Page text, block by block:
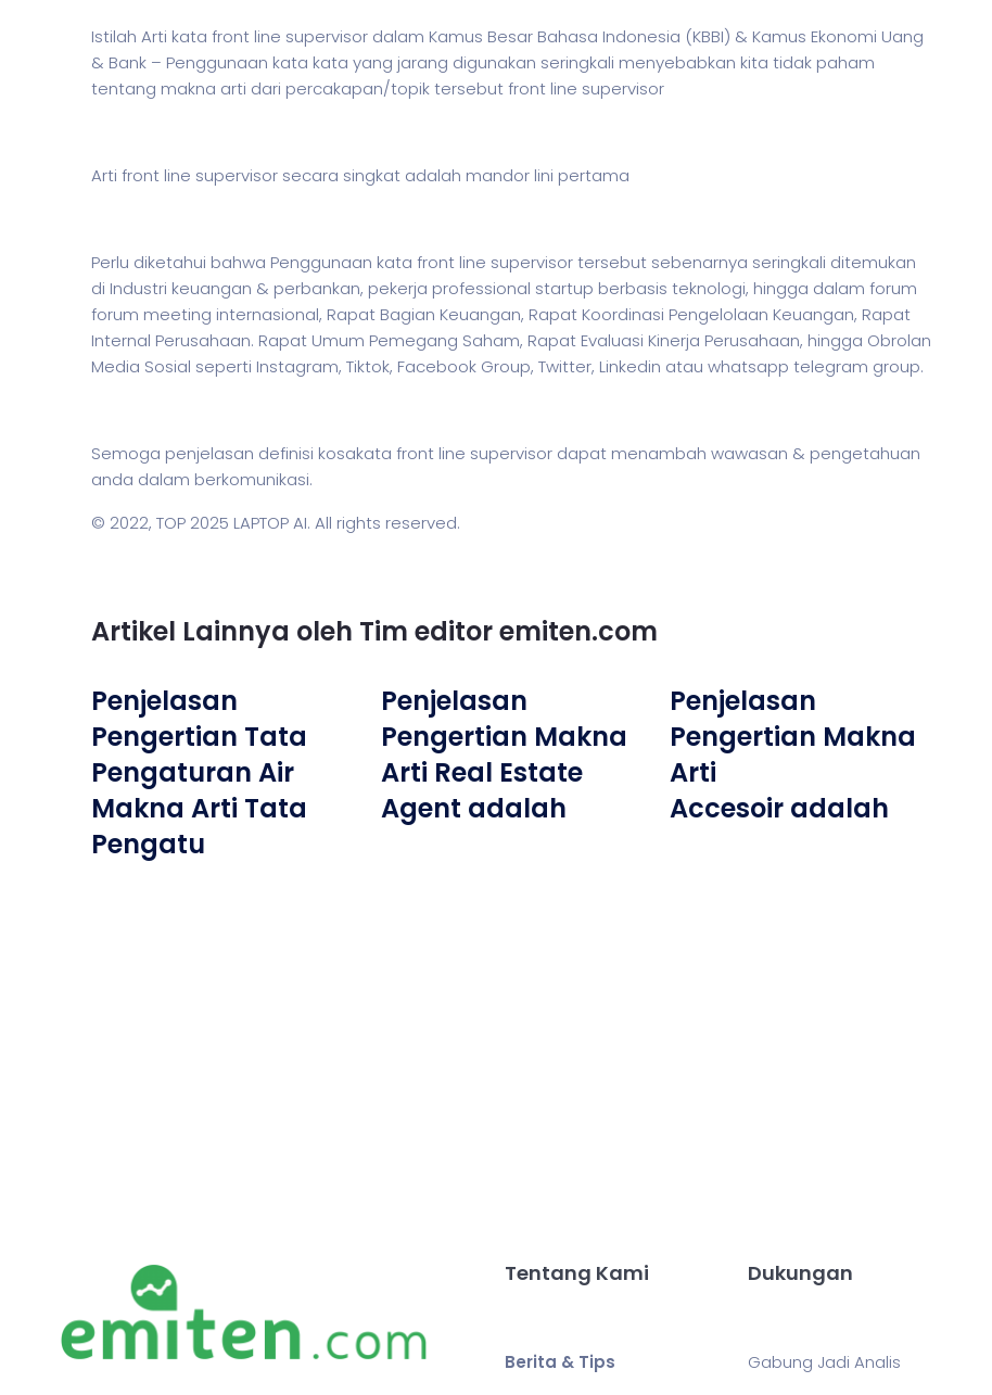
Istilah Arti kata front line supervisor dalam Kamus Besar Bahasa Indonesia (KBBI) & Kamus Ekonomi Uang
& Bank – Penggunaan kata kata yang jarang digunakan seringkali menyebabkan kita tidak paham
tentang makna arti dari percakapan/topik tersebut front line supervisor
Arti front line supervisor secara singkat adalah mandor lini pertama
Perlu diketahui bahwa Penggunaan kata front line supervisor tersebut sebenarnya seringkali ditemukan
di Industri keuangan & perbankan, pekerja professional startup berbasis teknologi, hingga dalam forum
forum meeting internasional, Rapat Bagian Keuangan, Rapat Koordinasi Pengelolaan Keuangan, Rapat
Internal Perusahaan. Rapat Umum Pemegang Saham, Rapat Evaluasi Kinerja Perusahaan, hingga Obrolan
Media Sosial seperti Instagram, Tiktok, Facebook Group, Twitter, Linkedin atau whatsapp telegram group.
Semoga penjelasan definisi kosakata front line supervisor dapat menambah wawasan & pengetahuan
anda dalam berkomunikasi.
© 2022, TOP 2025 LAPTOP AI. All rights reserved.
Artikel Lainnya oleh Tim editor emiten.com
Penjelasan
Pengertian Tata
Pengaturan Air
Makna Arti Tata
Pengatu
Penjelasan
Pengertian Makna
Arti Real Estate
Agent adalah
Penjelasan
Pengertian Makna
Arti
Accesoir adalah
Tentang Kami
Berita & Tips
Dukungan
Gabung Jadi Analis